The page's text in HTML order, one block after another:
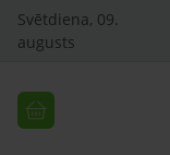
Svētdiena, 09.
augusts